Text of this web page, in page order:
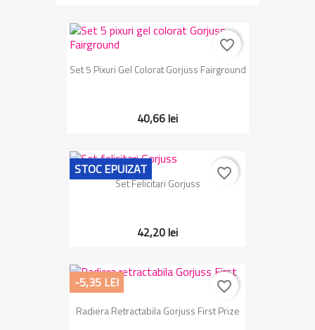
Set 5 Pixuri Gel Colorat Gorjuss Fairground
40,66 lei
favorite_border
Set Felicitari Gorjuss
42,20 lei
STOC EPUIZAT favorite_border
Radiera Retractabila Gorjuss First Prize
-5,35 LEI favorite_border